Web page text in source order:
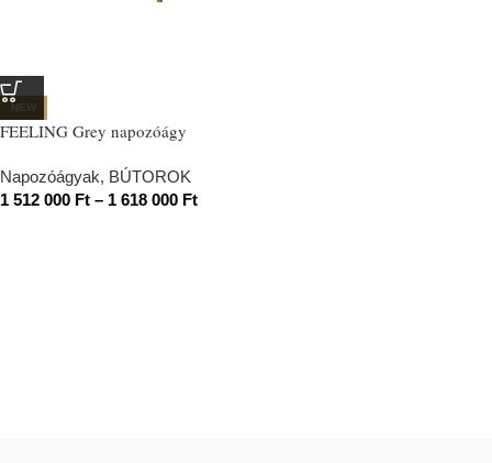
NEW
FEELING Grey napozóágy
Napozóágyak, BÚTOROK
1 512 000 Ft – 1 618 000 Ft